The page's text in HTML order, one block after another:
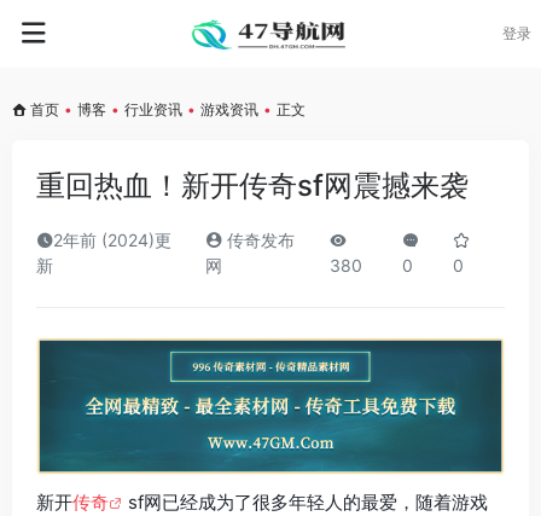
登录
首页 • 博客 • 行业资讯 • 游戏资讯 • 正文
重回热血！新开传奇sf网震撼来袭
2年前 (2024)更
新
传奇发布
网
380 0 0
新开传奇
sf网已经成为了很多年轻人的最爱，随着游戏